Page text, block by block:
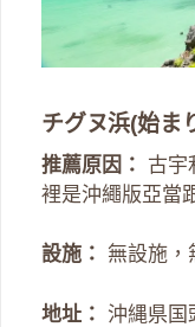
チグヌ浜(始ま
推薦原因：
古宇
裡是沖繩版亞當
設施： 無設施，
地址： 沖縄県国